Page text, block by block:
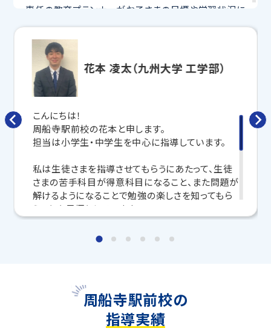
専任の教育プランナーがお子さまの目標や学習状況に
寧に教えてくれるから、効率良く成績アップを目指せま
さらに、授業日以外も利用できる「自習スペース」や主
要科目の対策ができる
します。
トライで一緒に、今までで一番成長できる夏にしよ
マンツーマンの無料体験授業、学習相談、教室見学は
いつでも受付中です。
こちら
◆ 2026年度入試 合格実績 ◆
【大学受験】
浜松医科大、静岡大、静岡県立大、静岡文化芸術大、
名古屋大、名古屋市立大、愛知教育大、信州大、千葉
花本 凌太（九州大学 工学部）
こんにちは！
周船寺駅前校の花本と申します。
担当は小学生・中学生を中心に指導しています。
私は生徒さまを指導させてもらうにあたって、生徒
さまの苦手科目が得意科目になること、また問題が
解けるようになることで勉強の楽しさを知ってもら
うことを目標としています。
そのためにはまず苦手科目を好きになることが大
困ったことがあれば勉強面以外でも何でも相談し
周船寺駅前校の
指導実績